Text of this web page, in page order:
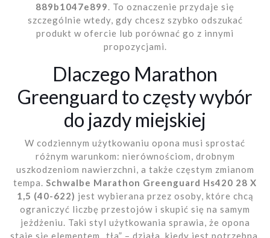
889b1047e899. To oznaczenie przydaje się
szczególnie wtedy, gdy chcesz szybko odszukać
produkt w ofercie lub porównać go z innymi
propozycjami.
Dlaczego Marathon
Greenguard to częsty wybór
do jazdy miejskiej
W codziennym użytkowaniu opona musi sprostać
różnym warunkom: nierównościom, drobnym
uszkodzeniom nawierzchni, a także częstym zmianom
tempa. Schwalbe Marathon Greenguard Hs420 28 X
1,5 (40-622) jest wybierana przez osoby, które chcą
ograniczyć liczbę przestojów i skupić się na samym
jeżdżeniu. Taki styl użytkowania sprawia, że opona